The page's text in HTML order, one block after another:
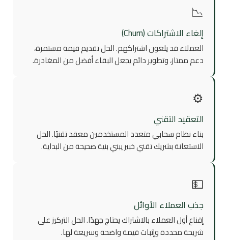
📉
إلغاء الاشتراكات (Churn)
العملاء قد يلغون اشتراكهم. الحل تقديم قيمة مستمرة،
دعم ممتاز، وتطوير دائم يجعل البقاء أفضل من المغادرة.
⚙️
التعقيد التقني
بناء نظام سحابي متعدد المستخدمين معقد تقنيًا. الحل
الاستعانة بشريك تقني خبير يبني بنية صحيحة من البداية.
💵
جذب العملاء الأوائل
إقناع أول العملاء بالاشتراك يحتاج جهدًا. الحل التركيز على
شريحة محددة وإثبات قيمة واضحة وسريعة لها.